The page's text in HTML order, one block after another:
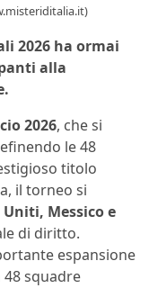
2026 ha ormai
alla
2026, che si
le 48
titolo
il torneo si
Messico e
di diritto.
espansione
squadre